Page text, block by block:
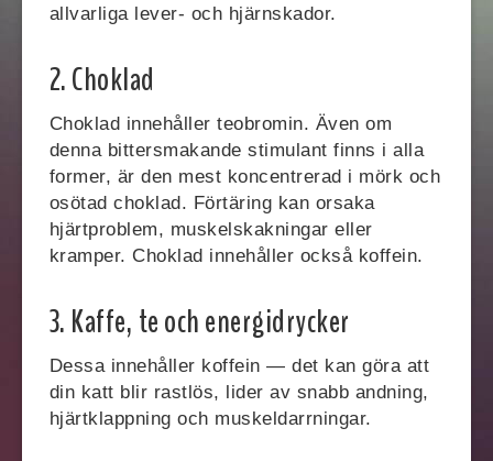
allvarliga lever- och hjärnskador.
2. Choklad
Choklad innehåller teobromin. Även om
denna bittersmakande stimulant finns i alla
former, är den mest koncentrerad i mörk och
osötad choklad. Förtäring kan orsaka
hjärtproblem, muskelskakningar eller
kramper. Choklad innehåller också koffein.
3. Kaffe, te och energidrycker
Dessa innehåller koffein — det kan göra att
din katt blir rastlös, lider av snabb andning,
hjärtklappning och muskeldarrningar.